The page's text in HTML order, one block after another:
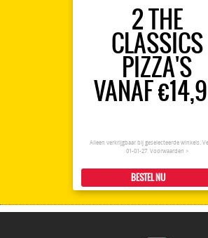
2 THE
CLASSICS
PIZZA'S
VANAF
Alleen verkrijgbaar bij geselecteerde winkels.
01-01-27. Voorwaarden >
BESTEL NU